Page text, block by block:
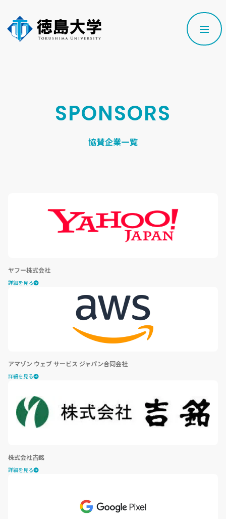
SPONSORS
協賛企業一覧
ヤフー株式会社
詳細を見る
アマゾン ウェブ サービス ジャパン合同会社
詳細を見る
株式会社吉銘
詳細を見る